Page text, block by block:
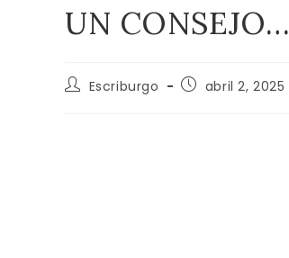
UN CONSEJO…
AutorEscriburgo
Publicación
abril 2, 2025